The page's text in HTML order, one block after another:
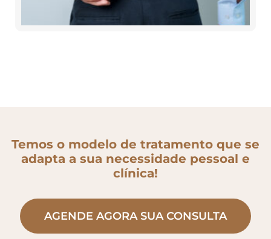
Temos o modelo de tratamento que se
adapta a sua necessidade pessoal e
clínica!
AGENDE AGORA SUA CONSULTA